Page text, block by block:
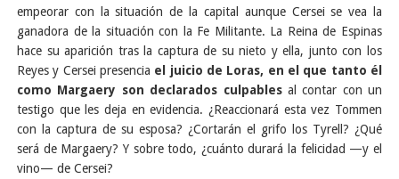
empeorar con la situación de la capital aunque Cersei se vea la
ganadora de la situación con la Fe Militante. La Reina de Espinas
hace su aparición tras la captura de su nieto y ella, junto con los
Reyes y Cersei presencia el juicio de Loras, en el que tanto él
como Margaery son declarados culpablesal contar con un
testigo que les deja en evidencia. ¿Reaccionará esta vez Tommen
con la captura de su esposa? ¿Cortarán el grifo los Tyrell? ¿Qué
será de Margaery? Y sobre todo, ¿cuánto durará la felicidad —y el
vino— de Cersei?